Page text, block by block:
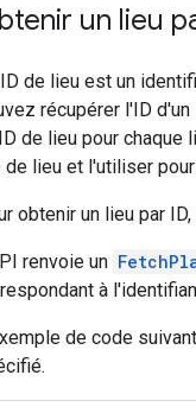
un lieu
de lieu est un
récupérer l'ID
de lieu pour chaque
de lieu et l'utiliser
obtenir un lieu par
renvoie un
à
de code